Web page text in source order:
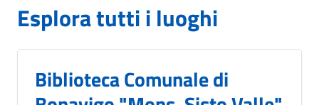
Esplora tutti i luoghi
Biblioteca Comunale di